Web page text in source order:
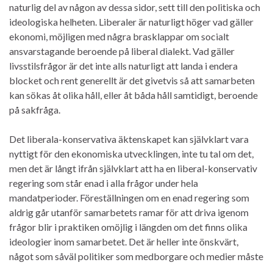
naturlig del av någon av dessa sidor, sett till den politiska och
ideologiska helheten. Liberaler är naturligt höger vad gäller
ekonomi, möjligen med några brasklappar om socialt
ansvarstagande beroende på liberal dialekt. Vad gäller
livsstilsfrågor är det inte alls naturligt att landa i endera
blocket och rent generellt är det givetvis så att samarbeten
kan sökas åt olika håll, eller åt båda håll samtidigt, beroende
på sakfråga.
Det liberala-konservativa äktenskapet kan självklart vara
nyttigt för den ekonomiska utvecklingen, inte tu tal om det,
men det är långt ifrån självklart att ha en liberal-konservativ
regering som står enad i alla frågor under hela
mandatperioder. Föreställningen om en enad regering som
aldrig går utanför samarbetets ramar för att driva igenom
frågor blir i praktiken omöjlig i längden om det finns olika
ideologier inom samarbetet. Det är heller inte önskvärt,
något som såväl politiker som medborgare och medier måste